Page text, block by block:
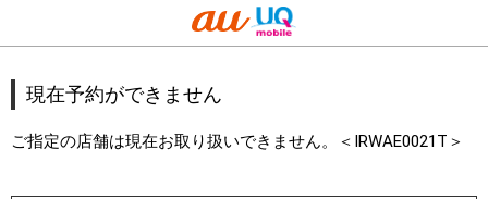
現在予約ができません
ご指定の店舗は現在お取り扱いできません。＜IRWAE0021T＞